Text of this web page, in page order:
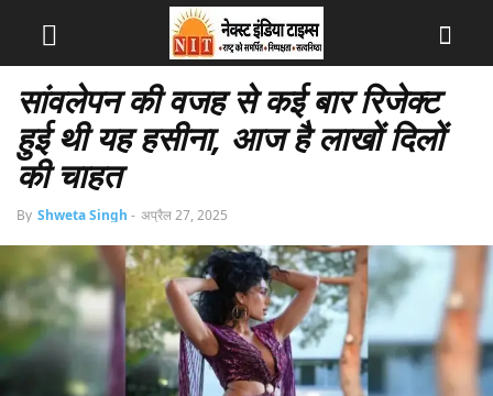
सांवलेपन की वजह से कई बार रिजेक्ट
हुई थी यह हसीना, आज है लाखों दिलों
की चाहत
By Shweta Singh - अप्रैल 27, 2025